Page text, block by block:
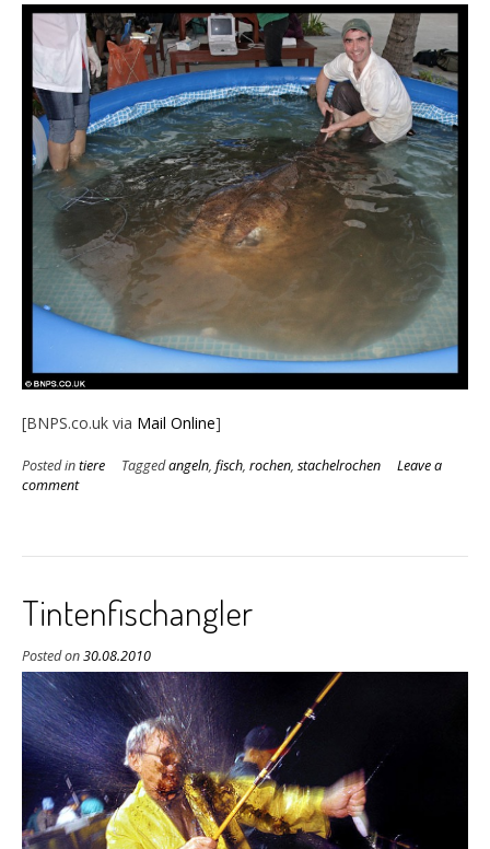
[BNPS.co.uk via Mail Online]
Posted intiere Taggedangeln, fisch, rochen, stachelrochen
Leave a
comment
Tintenfischangler
Posted on30.08.2010